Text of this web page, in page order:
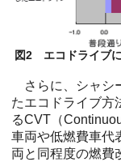
図2 エコドライブ
さらに、シャシ
たエコドライブ方
るCVT（
車両や低燃費車代
両と同程度の燃費